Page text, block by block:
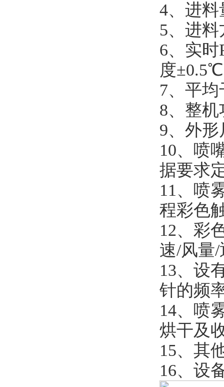
4、进料
5、进
6、实
度±0.5℃
7、平均
8、整机
9、外形
10、喷
据要求
11、喷
程彩色
12、彩
速/风量
13、设
针的频
14、喷
烘干及
15、其
16、设